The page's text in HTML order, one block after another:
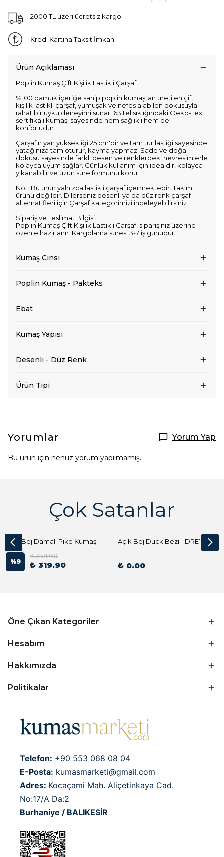
2000 TL üzeri ücretsiz kargo
Kredi Kartına Taksit İmkanı
Ürün Açıklaması
Poplin Kumaş Çift Kişilik Lastikli Çarşaf
%100 pamuk içeriğe sahip poplin kumaştan üretilen çift
kişilik lastikli çarşaf, yumuşak ve nefes alabilen dokusuyla
rahat bir uyku deneyimi sunar. 63 tel sıklığındaki Oeko-Tex
sertifikalı kumaşı sayesinde hem sağlıklı hem de
konforludur.
Çarşafın yan yüksekliği 25 cm'dir ve tam tur lastiği sayesinde
yatağınıza tam oturur, kayma yapmaz. Sade ve doğal
dokusu sayesinde farklı desen ve renklerdeki nevresimlerle
kolayca uyum sağlar. Günlük kullanım için idealdir, kolayca
yıkanabilir ve uzun süre formunu korur.
Not: Bu ürün yalnızca lastikli çarşaf içermektedir. Takım
ürünü değildir. Dilerseniz desenli ya da düz renk çarşaf
alternatifleri için Çarşaf kategorimizi inceleyebilirsiniz.
Sipariş ve Teslimat Bilgisi:
Poplin Kumaş Çift Kişilik Lastikli Çarşaf, siparişiniz üzerine
özenle hazırlanır. Kargolama süresi 3-7 iş günüdür.
Kumaş Cinsi
Poplin Kumaş - Pakteks
Ebat
Kumaş Yapısı
Desenli - Düz Renk
Ürün Tipi
Yorumlar Yorum Yap
Bu ürün için henüz yorum yapılmamış.
Çok Satanlar
Açık Bej Damalı Pike Kumaş
%9
₺ 349.90
₺ 319.90
Açık Bej Duck Bezi - DRE1144 Kumaş Peçete
₺ 0.00
Öne Çıkan Kategoriler
Hesabım
Hakkımızda
Politikalar
Telefon: +90 553 068 08 04
E-Posta: kumasmarketi@gmail.com
Adres: Kocaçami Mah. Aliçetinkaya Cad.
No:17/A Da:2
Burhaniye / BALIKESİR